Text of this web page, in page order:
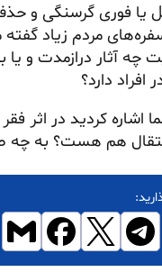
یا فوری گرسنگی و
مردم زیاد
چه آثار درازمدت و یا
افراد دارد؟
اشاره کردید در اثر
هم هست؟ به چه